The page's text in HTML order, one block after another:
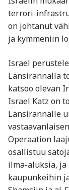
terrori-
on johtanut
ja kymmeniin
Israel
Länsirannalla
katsoo olevan
Israel Katz on
Länsirannalle
Operaation
osallistuu
ilma-aluksia,
kaupunkeihin